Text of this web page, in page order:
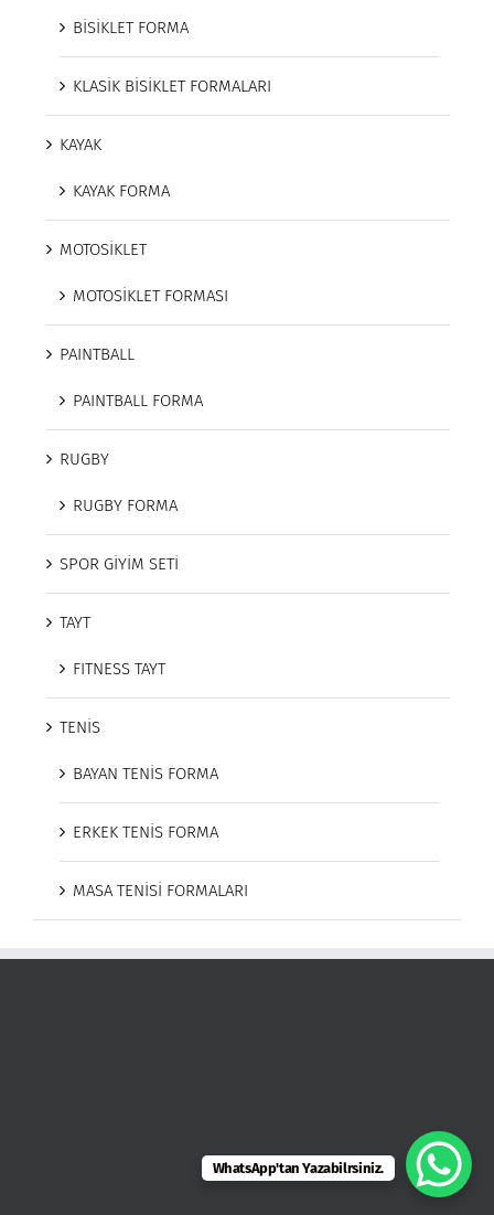
BİSİKLET FORMA
KLASİK BİSİKLET FORMALARI
KAYAK
KAYAK FORMA
MOTOSİKLET
MOTOSİKLET FORMASI
PAINTBALL
PAINTBALL FORMA
RUGBY
RUGBY FORMA
SPOR GİYİM SETİ
TAYT
FITNESS TAYT
TENİS
BAYAN TENİS FORMA
ERKEK TENİS FORMA
MASA TENİSİ FORMALARI
WhatsApp'tan Yazabilrsiniz.